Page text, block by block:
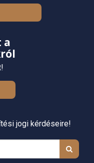
a
jogi kérdéseire!